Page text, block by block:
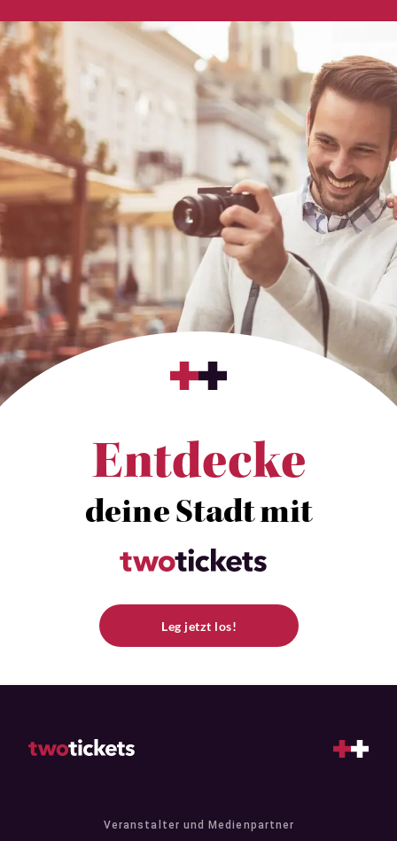
Entdecke
deine Stadt mit
Leg jetzt los!
Veranstalter und Medienpartner